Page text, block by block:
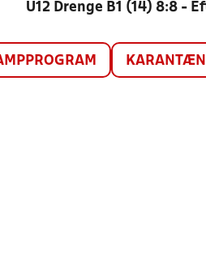
U12 Drenge B1 (14) 8:8 -